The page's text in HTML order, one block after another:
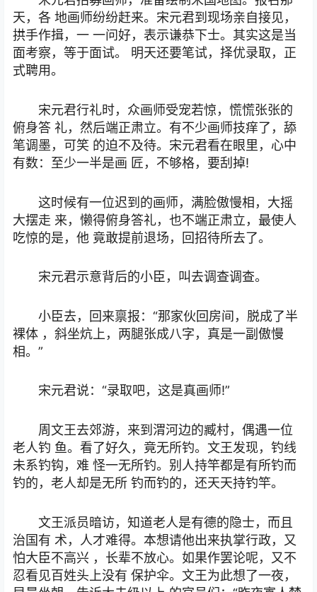
天，各 地画师纷纷赶来。宋元君到现场亲自接见，
拱手作揖，一 一问好，表示谦恭下士。其实这是当
面考察，等于面试。 明天还要笔试，择优录取，正
式聘用。
宋元君行礼时，众画师受宠若惊，慌慌张张的
俯身答 礼，然后端正肃立。有不少画师技痒了，舔
笔调墨，可笑 的迫不及待。宋元君看在眼里，心中
有数：至少一半是画 匠，不够格，要刮掉!
这时候有一位迟到的画师，满脸傲慢相，大摇
大摆走 来，懒得俯身答礼，也不端正肃立，最使人
吃惊的是，他 竟敢提前退场，回招待所去了。
宋元君示意背后的小臣，叫去调查调查。
小臣去，回来禀报：“那家伙回房间，脱成了半
裸体 ，斜坐炕上，两腿张成八字，真是一副傲慢
相。”
宋元君说：“录取吧，这是真画师!”
周文王去郊游，来到渭河边的臧村，偶遇一位
老人钓 鱼。看了好久，竟无所钓。文王发现，钓线
未系钓钩，难 怪一无所钓。别人持竿都是有所钓而
钓的，老人却是无所 钓而钓的，还天天持钓竿。
文王派员暗访，知道老人是有德的隐士，而且
治国有 术，人才难得。本想请他出来执掌行政，又
怕大臣不高兴 ，长辈不放心。如果作罢论呢，又不
忍看见百姓头上没有 保护伞。文王为此想了一夜，